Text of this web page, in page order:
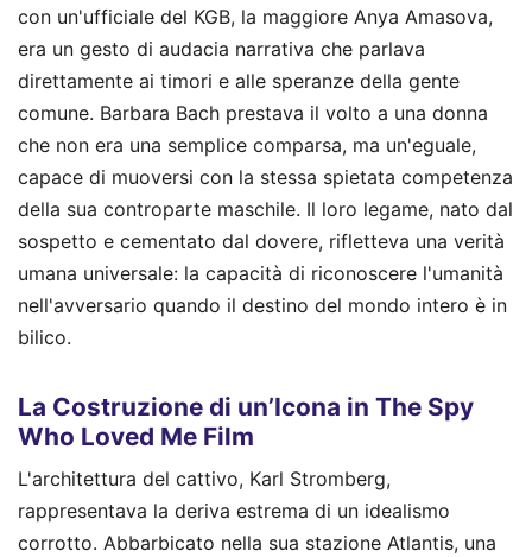
con un'ufficiale del KGB, la maggiore Anya Amasova,
era un gesto di audacia narrativa che parlava
direttamente ai timori e alle speranze della gente
comune. Barbara Bach prestava il volto a una donna
che non era una semplice comparsa, ma un'eguale,
capace di muoversi con la stessa spietata competenza
della sua controparte maschile. Il loro legame, nato dal
sospetto e cementato dal dovere, rifletteva una verità
umana universale: la capacità di riconoscere l'umanità
nell'avversario quando il destino del mondo intero è in
bilico.
La Costruzione di un’Icona in The Spy
Who Loved Me Film
L'architettura del cattivo, Karl Stromberg,
rappresentava la deriva estrema di un idealismo
corrotto. Abbarbicato nella sua stazione Atlantis, una